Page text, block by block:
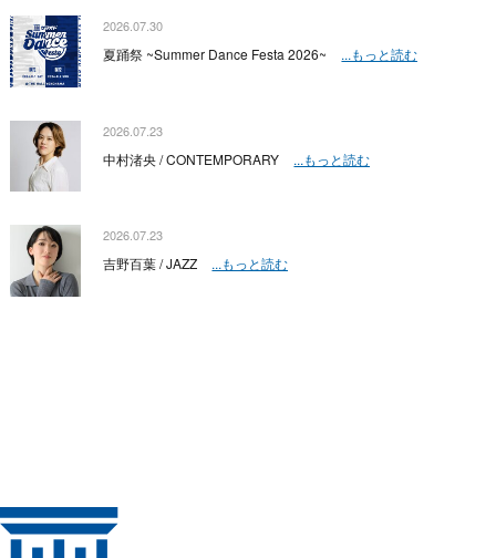
2026.07.30
夏踊祭 ~Summer Dance Festa 2026~ ...もっと読む
2026.07.23
中村渚央 / CONTEMPORARY ...もっと読む
2026.07.23
吉野百葉 / JAZZ ...もっと読む